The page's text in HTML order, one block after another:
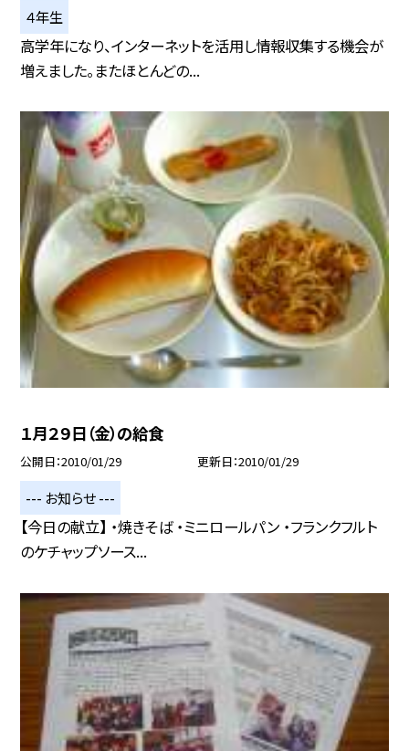
４年生
高学年になり、インターネットを活用し情報収集する機会が
増えました。またほとんどの...
１月２９日（金）の給食
公開日 2010/01/29 更新日 2010/01/29
--- お知らせ ---
【今日の献立】 ・焼きそば ・ミニロールパン ・フランクフルト
のケチャップソース...